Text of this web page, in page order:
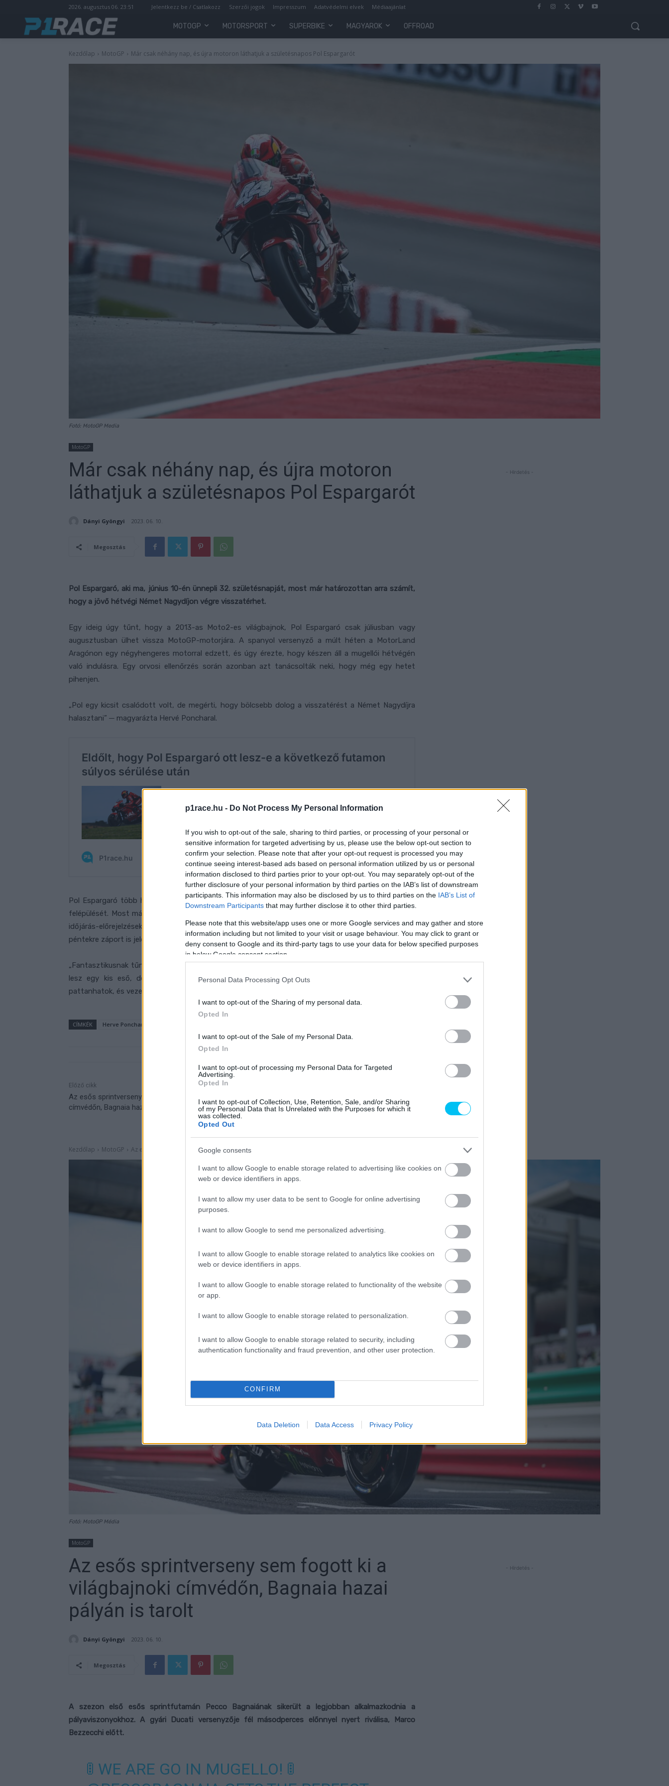
p1race.hu - Do Not Process My Personal Information
If you wish to opt-out of the sale, sharing to third parties, or processing of your personal or
sensitive information for targeted advertising by us, please use the below opt-out section to
confirm your selection. Please note that after your opt-out request is processed you may
continue seeing interest-based ads based on personal information utilized by us or personal
information disclosed to third parties prior to your opt-out. You may separately opt-out of the
further disclosure of your personal information by third parties on the IAB’s list of downstream
participants. This information may also be disclosed by us to third parties on the IAB’s List of
Downstream Participants that may further disclose it to other third parties.
Please note that this website/app uses one or more Google services and may gather and store
information including but not limited to your visit or usage behaviour. You may click to grant or
deny consent to Google and its third-party tags to use your data for below specified purposes
in below Google consent section.
Personal Data Processing Opt Outs
I want to opt-out of the Sharing of my personal data.
Opted In
I want to opt-out of the Sale of my Personal Data.
Opted In
I want to opt-out of processing my Personal Data for Targeted
Advertising.
Opted In
I want to opt-out of Collection, Use, Retention, Sale, and/or Sharing
of my Personal Data that Is Unrelated with the Purposes for which it
was collected.
Opted Out
Google consents
I want to allow Google to enable storage related to advertising like cookies on
web or device identifiers in apps.
I want to allow my user data to be sent to Google for online advertising
purposes.
I want to allow Google to send me personalized advertising.
I want to allow Google to enable storage related to analytics like cookies on
web or device identifiers in apps.
I want to allow Google to enable storage related to functionality of the website
or app.
I want to allow Google to enable storage related to personalization.
I want to allow Google to enable storage related to security, including
authentication functionality and fraud prevention, and other user protection.
CONFIRM
Data Deletion Data Access Privacy Policy
2026. augusztus 06. 23:51 Jelentkezz be / Csatlakozz Szerzői jogok Impresszum Adatvédelmi elvek Médiaajánlat
MOTOGP MOTORSPORT SUPERBIKE MAGYAROK OFFROAD
Kezdőlap MotoGP Már csak néhány nap, és újra motoron láthatjuk a születésnapos Pol Espargarót
Fotó: MotoGP Media
MotoGP
Már csak néhány nap, és újra motoron
láthatjuk a születésnapos Pol Espargarót
Dányi Gyöngyi 2023. 06. 10.
Megosztás
Pol Espargaró, aki ma, június 10-én ünnepli 32. születésnapját, most már határozottan arra számít,
hogy a jövő hétvégi Német Nagydíjon végre visszatérhet.
Egy ideig úgy tűnt, hogy a 2013-as Moto2-es világbajnok, Pol Espargaró csak júliusban vagy
augusztusban ülhet vissza MotoGP-motorjára. A spanyol versenyző a múlt héten a MotorLand
Aragónon egy négyhengeres motorral edzett, és úgy érezte, hogy készen áll a mugellói hétvégén
való indulásra. Egy orvosi ellenőrzés során azonban azt tanácsolták neki, hogy még egy hetet
pihenjen.
„Pol egy kicsit csalódott volt, de megérti, hogy bölcsebb dolog a visszatérést a Német Nagydíjra
halasztani” ─ magyarázta Hervé Poncharal.
Pol Espargaró több héten keresztül napi négy órát töltött hiperbárkamrában, hogy felgyorsítsa a
felépülését. Most már alig várja, hogy visszatérhessen a Német Nagydíjra, sőt, már a szászországi
időjárás-előrejelzéseket is szemügyre vette, ahol jelenleg 22-24 fokot, részben felhős időt és
péntekre záport is jeleznek.
„Fantasztikusnak tűnik az időjárás a Sachsenringre, már megnéztem az előrejelzéseket. Lehet, hogy
lesz egy kis eső, de ez nem probléma. Már az is hihetetlen élmény lesz, hogy újra motorra
pattanhatok, és vezethetem ezt a szörnyeteget” ─ mondta Espargaró a
CÍMKÉK Herve Poncharal
Előző cikk
Az esős sprintverseny sem fogott ki a világbajnoki
címvédőn, Bagnaia hazai pályán is tarolt
sikeréhez a sprintfutamon
- Hirdetés -